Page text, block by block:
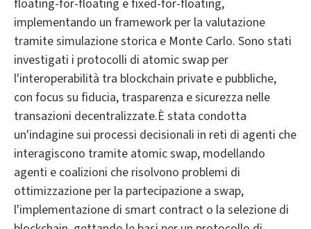
floating-for-floating e fixed-for-floating,
implementando un framework per la valutazione
tramite simulazione storica e Monte Carlo. Sono stati
investigati i protocolli di atomic swap per
l'interoperabilità tra blockchain private e pubbliche,
con focus su fiducia, trasparenza e sicurezza nelle
transazioni decentralizzate.È stata condotta
un'indagine sui processi decisionali in reti di agenti che
interagiscono tramite atomic swap, modellando
agenti e coalizioni che risolvono problemi di
ottimizzazione per la partecipazione a swap,
l'implementazione di smart contract o la selezione di